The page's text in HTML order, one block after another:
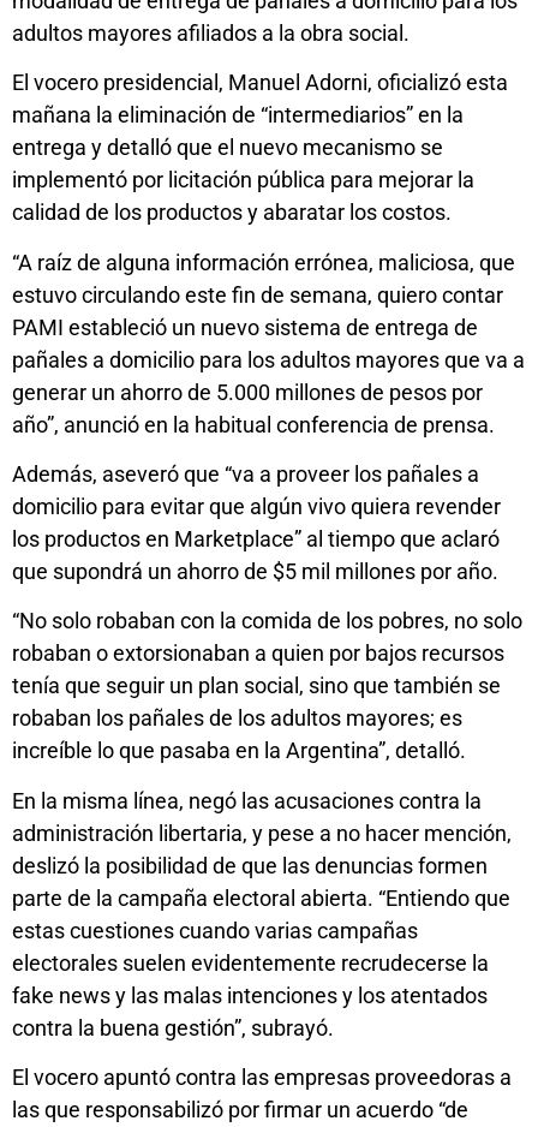
adultos mayores afiliados a la obra social.
El vocero presidencial, Manuel Adorni, oficializó esta
mañana la eliminación de “intermediarios” en la
entrega y detalló que el nuevo mecanismo se
implementó por licitación pública para mejorar la
calidad de los productos y abaratar los costos.
“A raíz de alguna información errónea, maliciosa, que
estuvo circulando este fin de semana, quiero contar
PAMI estableció un nuevo sistema de entrega de
pañales a domicilio para los adultos mayores que va a
generar un ahorro de 5.000 millones de pesos por
año”, anunció en la habitual conferencia de prensa.
Además, aseveró que “va a proveer los pañales a
domicilio para evitar que algún vivo quiera revender
los productos en Marketplace” al tiempo que aclaró
que supondrá un ahorro de $5 mil millones por año.
“No solo robaban con la comida de los pobres, no solo
robaban o extorsionaban a quien por bajos recursos
tenía que seguir un plan social, sino que también se
robaban los pañales de los adultos mayores; es
increíble lo que pasaba en la Argentina”, detalló.
En la misma línea, negó las acusaciones contra la
administración libertaria, y pese a no hacer mención,
deslizó la posibilidad de que las denuncias formen
parte de la campaña electoral abierta. “Entiendo que
estas cuestiones cuando varias campañas
electorales suelen evidentemente recrudecerse la
fake news y las malas intenciones y los atentados
contra la buena gestión”, subrayó.
El vocero apuntó contra las empresas proveedoras a
las que responsabilizó por firmar un acuerdo “de